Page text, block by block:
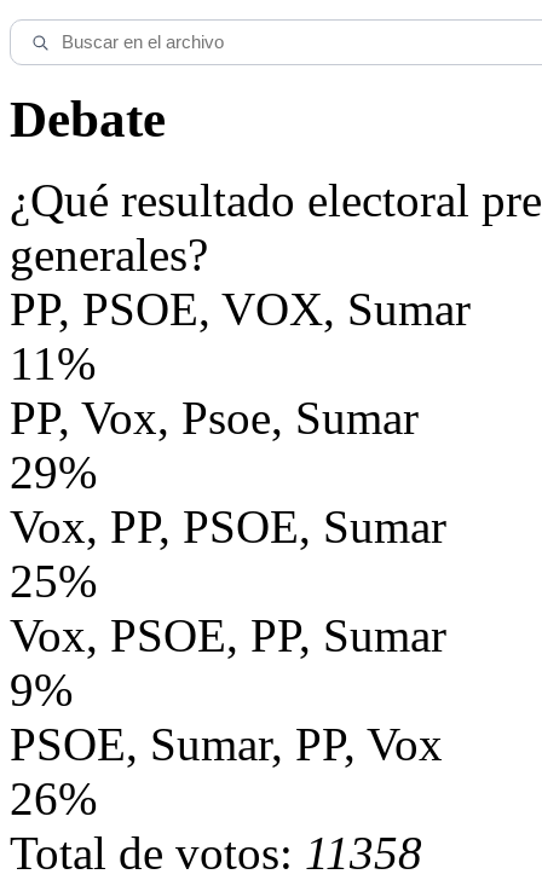
Debate
¿Qué resultado electoral
generales?
PP, PSOE, VOX, Sumar
11%
PP, Vox, Psoe, Sumar
29%
Vox, PP, PSOE, Sumar
25%
Vox, PSOE, PP, Sumar
9%
PSOE, Sumar, PP, Vox
26%
Total de votos: 11358